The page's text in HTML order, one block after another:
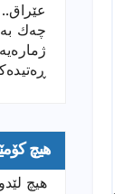
چەك
هیچ
هیچ